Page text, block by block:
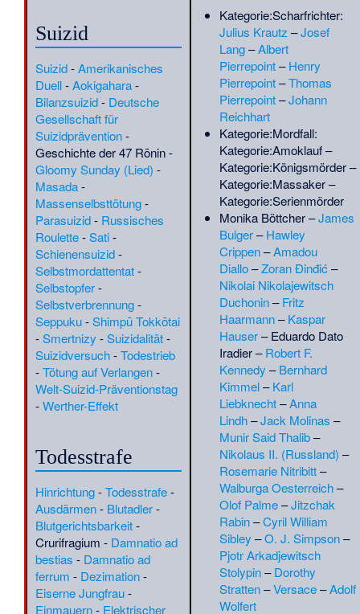
Ademar von Chabannes·
Adin Talbar·Adolf Holst
·
Adolf von Limburg-Styrum
Adolfo Constanzo·
Adolph
Willem Carel Bentinck van
Schoonheten·Adriaan
Corneliszoon van Haemstede
Adrien Auzout·Afanassi
Prokofjewitsch Schtschapow
Agathe Karrer·Ahmed
·Ahmed Khalil Abdul-
·Aktion
Sühnezeichen
Friedensdienste
· Al-Fārābī
Al-Ibschihi·Al-Mustansir
(Fatimide)·Albert Blake Dick
Albrecht Glockendon der
Aleh Alkajeu ·
Aleksander Kraushar ·
Alessandro Tomassoni·
Alexander Petrowitsch
Obolenski·Alexander
Steinbacher·Alfons Semler
Alfons XIII.·Alfonso López
Pumarejo·Alfred Duskes·
Alfred Kantor·Alfred
Schmidt-Sas·Alfredo
Enrique Peralta Azurdia·
Alinaghi Monzavi·Allen Carr
·Amnon Rubinstein·
Anastasio Mártir Aquino San
·Andreas Hübbe·
Andrei Alexandrowitsch
Saburow·Andrej Ajdič·
Andrej Mitrović·
Andrew
Watson (Fußballspieler, 1856)
Suizid
Suizid-Amerikanisches
Duell-Aokigahara-
Bilanzsuizid- Deutsche
Gesellschaft für
Suizidprävention-
Geschichte der 47 Rōnin-
Gloomy Sunday (Lied) -
Masada-
Massenselbsttötung-
Parasuizid- Russisches
Roulette-Sati-
Schienensuizid-
Selbstmordattentat-
Selbstopfer-
Selbstverbrennung-
Seppuku-Shimpū Tokkōtai
-Smertnizy -Suizidalität-
Suizidversuch-Todestrieb
-Tötung auf Verlangen-
Welt-Suizid-Präventionstag
-Werther-Effekt
Todesstrafe
Hinrichtung-Todesstrafe-
Ausdärmen- Blutadler-
Blutgerichtsbarkeit-
Crurifragium - Damnatio ad
bestias - Damnatio ad
ferrum - Dezimation-
Eiserne Jungfrau-
Einmauern- Elektrischer
Kategorie:Scharfrichter:
Julius Krautz –Josef
Lang–Albert
Pierrepoint–Henry
Pierrepoint–Thomas
Pierrepoint–Johann
Reichhart
Kategorie:Mordfall:
Kategorie:Amoklauf–
Kategorie:Königsmörder–
Kategorie:Massaker–
Kategorie:Serienmörder
Monika Böttcher–James
Bulger–Hawley
Crippen–Amadou
Diallo–Zoran Đinđić –
Nikolai Nikolajewitsch
Duchonin–Fritz
Haarmann–Kaspar
Hauser–Eduardo Dato
Iradier–Robert F.
Kennedy –Bernhard
Kimmel–Karl
Liebknecht–Anna
Lindh–Jack Molinas –
Munir Said Thalib–
Nikolaus II. (Russland) –
Rosemarie Nitribitt–
Walburga Oesterreich–
Olof Palme–Jitzchak
Rabin–Cyril William
Sibley –O. J. Simpson–
Pjotr Arkadjewitsch
Stolypin–Dorothy
Stratten–Versace–Adolf
Wolfert